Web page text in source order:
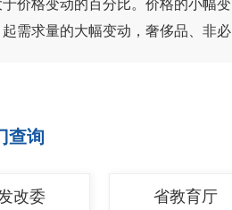
价格变动的百分比。价格的小幅变
需求量的大幅变动，奢侈品、非必
查询
改委 省教育厅